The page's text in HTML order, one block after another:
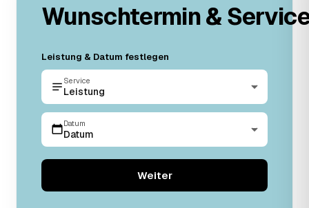
Wunschtermin &
Leistung & Datum festlegen
Service
Leistung
Datum
Datum
Weiter